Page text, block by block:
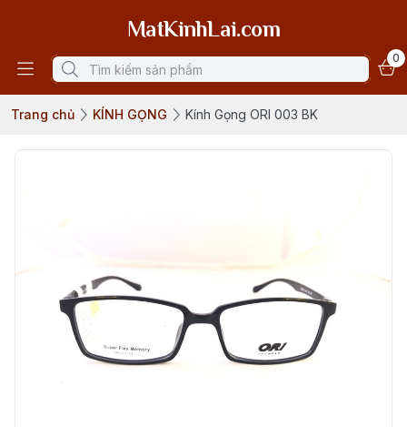
MatKinhLai.com
0
Trang chủ KÍNH GỌNG Kính Gọng ORI 003 BK